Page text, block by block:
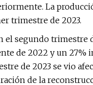
La
trimestre de 2023.
el segundo trimestre
de 2022 y un 27%
de 2023 se vio
de la